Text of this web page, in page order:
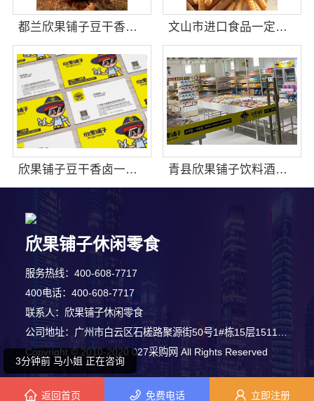
都兰欣果铺子豆干香卤提供可复制合作模式 文山市进口食品一定要试着接受它
欣果铺子豆干香卤一定要试着接受它 青县欣果铺子饮料酒水合作之后后顾无忧
欣果铺子休闲零食
服务热线：400-608-7717
400电话：400-608-7717
联系人：欣果铺子休闲零食
公司地址：广州市白云区石槎路聚源街50号1#栋15层1511-1514室
Copyright © 2010-2020 027采购网 All Rights Reserved
4分钟前 潘先生 正在咨询
9分钟前 朱小姐 正在咨询
3分钟前 王小姐 正在咨询
3分钟前 马小姐 正在咨询
6分钟前 潘女士 正在咨询
返回首页 免费电话 立即注册